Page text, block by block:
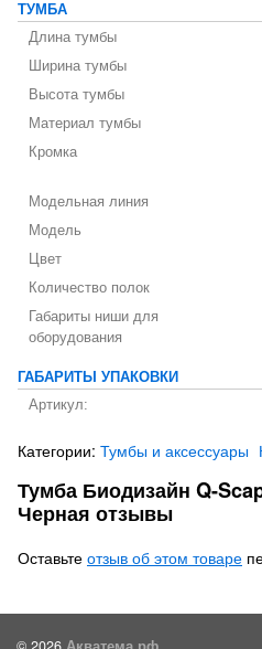
ТУМБА
Длина тумбы
Ширина тумбы
Высота тумбы
Материал тумбы
Кромка
Модельная линия
Модель
Цвет
Количество полок
Габариты ниши для
оборудования
ГАБАРИТЫ УПАКОВКИ
Артикул:
Категории: Тумбы и аксессуары
Тумба Биодизайн Q-
Черная отзывы
Оставьте отзыв об этом товаре